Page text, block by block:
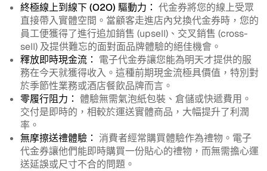
終極線上到線下 (O2O) 驅動力： 代金券將您的線上受眾
直接帶入實體空間。當顧客走進店內兌換代金券時，您的
員工便獲得了進行追加銷售 (upsell)、交叉銷售 (cross-
sell) 及提供難忘的面對面品牌體驗的絕佳機會。
釋放即時現金流： 電子代金券讓您能為明天才提供的服
務在今天就獲得收入。這種前期現金流極具價值，特別對
於季節性業務或酒店餐飲品牌而言。
零履行阻力： 體驗無需氣泡紙包裝、倉儲或快遞費用。
交付是即時的，相較於運送實體商品，大幅提升了利潤
率。
無摩擦送禮體驗： 消費者經常購買體驗作為禮物。電子
代金券讓他們能即時購買一份貼心的禮物，而無需擔心運
送延誤或尺寸不合的問題。